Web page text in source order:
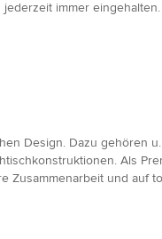
immer
Design. Dazu gehören
Als
Zusammenarbeit und auf